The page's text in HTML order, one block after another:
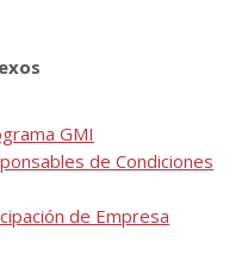
GMI
de Condiciones
de Empresa